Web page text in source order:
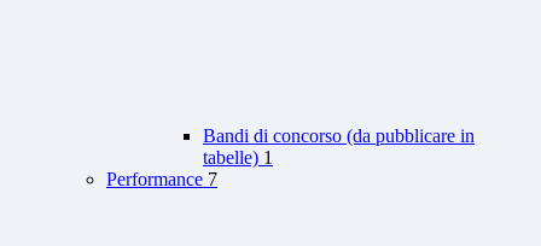
Bandi di concorso (da pubblicare in
tabelle) 1
Performance 7